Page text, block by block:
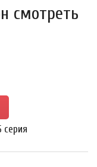
смотреть
серия